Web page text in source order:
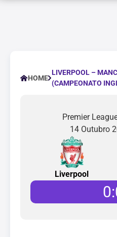
HOME
LIVERPOOL –
(CAMPEONATO
Premier
14 Outubro
Liverpool
0: